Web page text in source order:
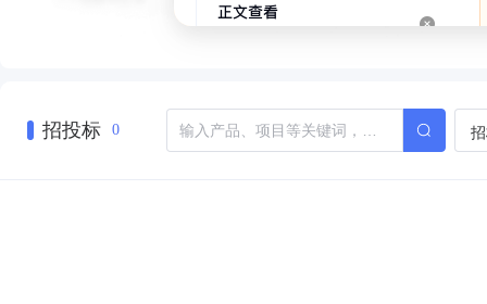
招投标 0